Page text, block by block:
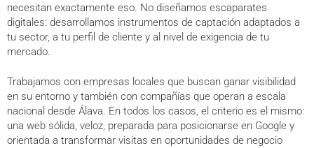
necesitan exactamente eso. No diseñamos escaparates
digitales: desarrollamos instrumentos de captación adaptados a
tu sector, a tu perfil de cliente y al nivel de exigencia de tu
mercado.
Trabajamos con empresas locales que buscan ganar visibilidad
en su entorno y también con compañías que operan a escala
nacional desde Álava. En todos los casos, el criterio es el mismo:
una web sólida, veloz, preparada para posicionarse en Google y
orientada a transformar visitas en oportunidades de negocio